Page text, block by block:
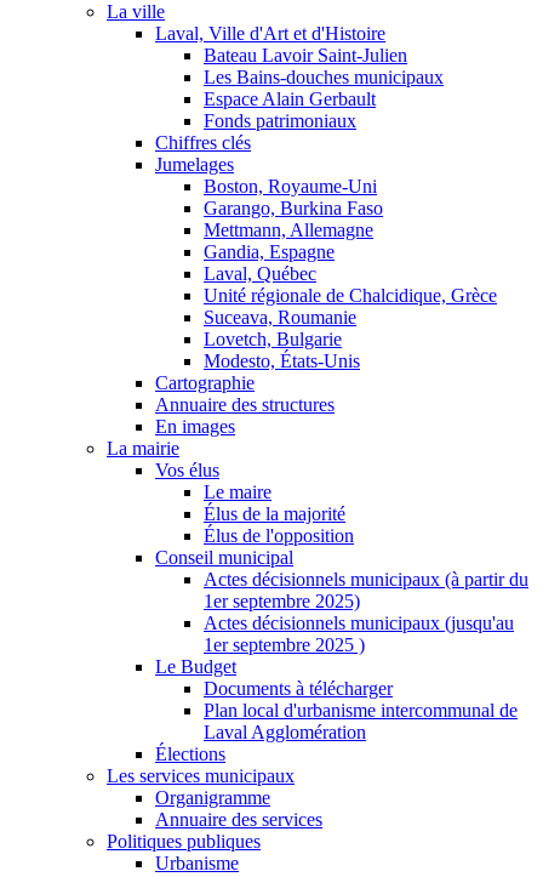
La ville
Laval, Ville d'Art et d'Histoire
Bateau Lavoir Saint-Julien
Les Bains-douches municipaux
Espace Alain Gerbault
Fonds patrimoniaux
Chiffres clés
Jumelages
Boston, Royaume-Uni
Garango, Burkina Faso
Mettmann, Allemagne
Gandia, Espagne
Laval, Québec
Unité régionale de Chalcidique, Grèce
Suceava, Roumanie
Lovetch, Bulgarie
Modesto, États-Unis
Cartographie
Annuaire des structures
En images
La mairie
Vos élus
Le maire
Élus de la majorité
Élus de l'opposition
Conseil municipal
Actes décisionnels municipaux (à partir du
1er septembre 2025)
Actes décisionnels municipaux (jusqu'au
1er septembre 2025 )
Le Budget
Documents à télécharger
Plan local d'urbanisme intercommunal de
Laval Agglomération
Élections
Les services municipaux
Organigramme
Annuaire des services
Politiques publiques
Urbanisme